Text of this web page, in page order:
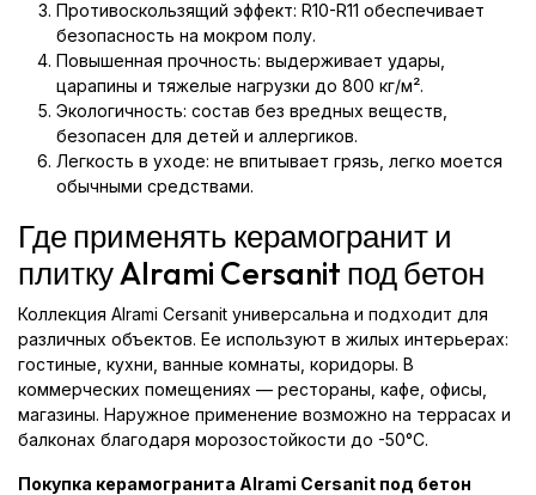
Противоскользящий эффект: R10-R11 обеспечивает
безопасность на мокром полу.
Повышенная прочность: выдерживает удары,
царапины и тяжелые нагрузки до 800 кг/м².
Экологичность: состав без вредных веществ,
безопасен для детей и аллергиков.
Легкость в уходе: не впитывает грязь, легко моется
обычными средствами.
Где применять керамогранит и
плитку Alrami Cersanit под бетон
Коллекция Alrami Cersanit универсальна и подходит для
различных объектов. Ее используют в жилых интерьерах:
гостиные, кухни, ванные комнаты, коридоры. В
коммерческих помещениях — рестораны, кафе, офисы,
магазины. Наружное применение возможно на террасах и
балконах благодаря морозостойкости до -50°C.
Покупка керамогранита Alrami Cersanit под бетон